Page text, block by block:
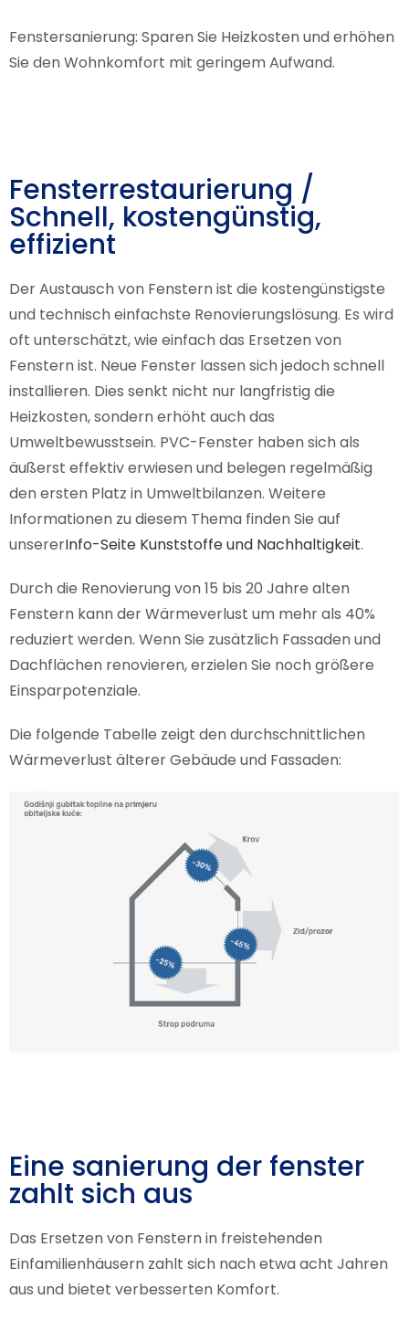
Fenstersanierung: Sparen Sie Heizkosten und erhöhen
Sie den Wohnkomfort mit geringem Aufwand.
Fensterrestaurierung /
Schnell, kostengünstig,
effizient
Der Austausch von Fenstern ist die kostengünstigste
und technisch einfachste Renovierungslösung. Es wird
oft unterschätzt, wie einfach das Ersetzen von
Fenstern ist. Neue Fenster lassen sich jedoch schnell
installieren. Dies senkt nicht nur langfristig die
Heizkosten, sondern erhöht auch das
Umweltbewusstsein. PVC-Fenster haben sich als
äußerst effektiv erwiesen und belegen regelmäßig
den ersten Platz in Umweltbilanzen. Weitere
Informationen zu diesem Thema finden Sie auf
unsererInfo-Seite Kunststoffe und Nachhaltigkeit.
Durch die Renovierung von 15 bis 20 Jahre alten
Fenstern kann der Wärmeverlust um mehr als 40%
reduziert werden. Wenn Sie zusätzlich Fassaden und
Dachflächen renovieren, erzielen Sie noch größere
Einsparpotenziale.
Die folgende Tabelle zeigt den durchschnittlichen
Wärmeverlust älterer Gebäude und Fassaden:
Eine sanierung der fenster
zahlt sich aus
Das Ersetzen von Fenstern in freistehenden
Einfamilienhäusern zahlt sich nach etwa acht Jahren
aus und bietet verbesserten Komfort.